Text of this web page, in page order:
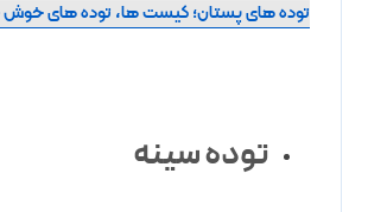
توده های پستان؛ کیست ها، توده های
توده سینه